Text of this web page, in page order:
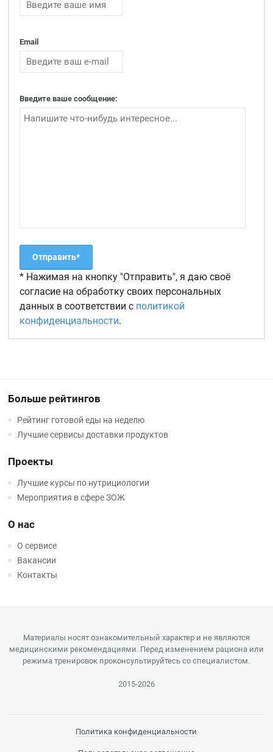
Email
Введите ваше сообщение:
* Нажимая на кнопку "Отправить", я даю своё
согласие на обработку своих персональных
данных в соответствии с политикой
конфиденциальности.
Больше рейтингов
Рейтинг готовой еды на неделю
Лучшие сервисы доставки продуктов
Проекты
Лучшие курсы по нутрициологии
Мероприятия в сфере ЗОЖ
О нас
О сервисе
Вакансии
Контакты
Материалы носят ознакомительный характер и не являются
медицинскими рекомендациями. Перед изменением рациона или
режима тренировок проконсультируйтесь со специалистом.
2015-2026
Политика конфиденциальности